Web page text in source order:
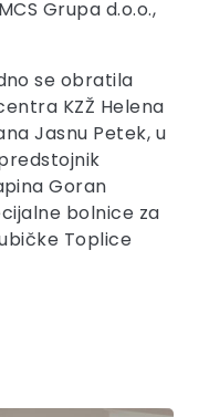
Grupa d.o.o.,
se obratila
KZŽ Helena
Jasnu Petek, u
Goran
bolnice za
Toplice